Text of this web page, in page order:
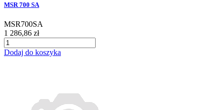
MSR 700 SA
MSR700SA
1 286,86 zł
Dodaj do koszyka